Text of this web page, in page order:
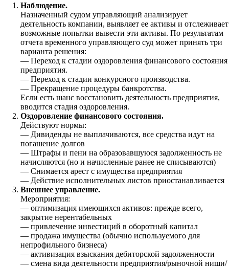
Наблюдение.
Назначенный судом управляющий анализирует
деятельность компании, выявляет ее активы и отслеживает
возможные попытки вывести эти активы. По результатам
отчета временного управляющего суд может принять три
варианта решения:
— Переход к стадии оздоровления финансового состояния
предприятия.
— Переход к стадии конкурсного производства.
— Прекращение процедуры банкротства.
Если есть шанс восстановить деятельность предприятия,
вводится стадия оздоровления.
Оздоровление финансового состояния.
Действуют нормы:
— Дивиденды не выплачиваются, все средства идут на
погашение долгов
— Штрафы и пени на образовавшуюся задолженность не
начисляются (но и начисленные ранее не списываются)
— Снимается арест с имущества предприятия
— Действие исполнительных листов приостанавливается
Внешнее управление.
Мероприятия:
— оптимизация имеющихся активов: прежде всего,
закрытие нерентабельных
— привлечение инвестиций в оборотный капитал
— продажа имущества (обычно используемого для
непрофильного бизнеса)
— активизация взыскания дебиторской задолженности
— смена вида деятельности предприятия/рыночной ниши/